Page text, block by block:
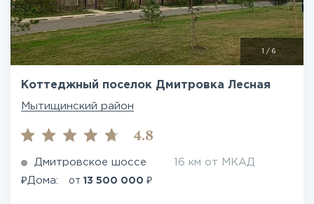
/ 6
Коттеджный поселок Дмитровка Лесная
Мытищинский район
4.8
Дмитровское шоссе 16 км от МКАД
₽Дома: от 13 500 000 ₽